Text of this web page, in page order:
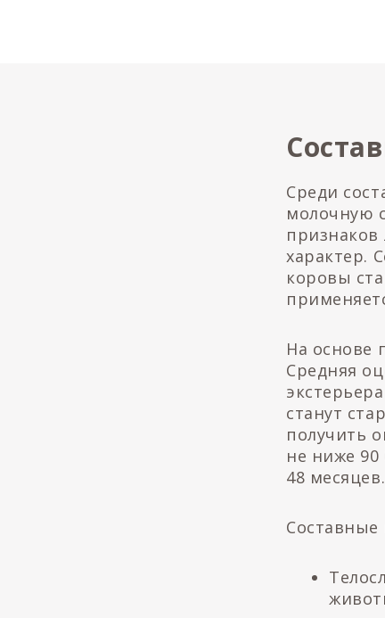
Среди
молочную
признаков
характер.
коровы
На основе
Средняя
станут
получить
не ниже
48 месяцев.